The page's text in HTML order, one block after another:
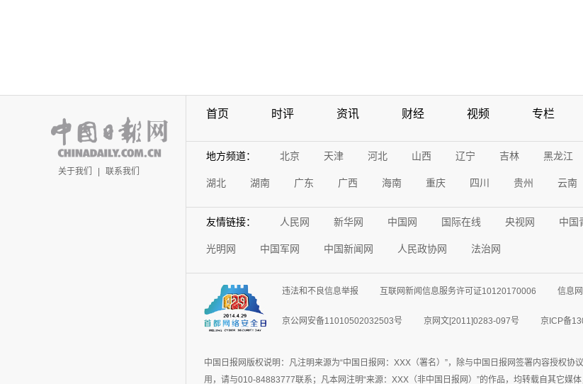
关于我们 | 联系我们
首页 时评 资讯 财经 视频 专栏
地方频道： 北京 天津 河北 山西 辽宁 吉林 黑龙江
湖北 湖南 广东 广西 海南 重庆 四川 贵州 云南
友情链接： 人民网 新华网 中国网 国际在线 央视网 中国
光明网 中国军网 中国新闻网 人民政协网 法治网
违法和不良信息举报 互联网新闻信息服务许可证10120170006 信息
京公网安备11010502032503号 京网文[2011]0283-097号 京ICP备
中国日报网版权说明：凡注明来源为“中国日报网：XXX（署名）”，除与中国日报网签署内容授权
用，请与010-84883777联系；凡本网注明“来源：XXX（非中国日报网）”的作品，均转载自其它媒